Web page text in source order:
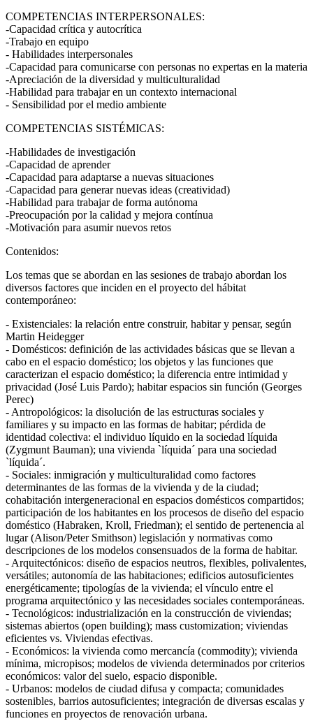
COMPETENCIAS INTERPERSONALES:
-Capacidad crítica y autocrítica
-Trabajo en equipo
- Habilidades interpersonales
-Capacidad para comunicarse con personas no expertas en la materia
-Apreciación de la diversidad y multiculturalidad
-Habilidad para trabajar en un contexto internacional
- Sensibilidad por el medio ambiente
COMPETENCIAS SISTÉMICAS:
-Habilidades de investigación
-Capacidad de aprender
-Capacidad para adaptarse a nuevas situaciones
-Capacidad para generar nuevas ideas (creatividad)
-Habilidad para trabajar de forma autónoma
-Preocupación por la calidad y mejora contínua
-Motivación para asumir nuevos retos
Contenidos:
Los temas que se abordan en las sesiones de trabajo abordan los
diversos factores que inciden en el proyecto del hábitat
contemporáneo:
- Existenciales: la relación entre construir, habitar y pensar, según
Martin Heidegger
- Domésticos: definición de las actividades básicas que se llevan a
cabo en el espacio doméstico; los objetos y las funciones que
caracterizan el espacio doméstico; la diferencia entre intimidad y
privacidad (José Luis Pardo); habitar espacios sin función (Georges
Perec)
- Antropológicos: la disolución de las estructuras sociales y
familiares y su impacto en las formas de habitar; pérdida de
identidad colectiva: el individuo líquido en la sociedad líquida
(Zygmunt Bauman); una vivienda `líquida´ para una sociedad
`líquida´.
- Sociales: inmigración y multiculturalidad como factores
determinantes de las formas de la vivienda y de la ciudad;
cohabitación intergeneracional en espacios domésticos compartidos;
participación de los habitantes en los procesos de diseño del espacio
doméstico (Habraken, Kroll, Friedman); el sentido de pertenencia al
lugar (Alison/Peter Smithson) legislación y normativas como
descripciones de los modelos consensuados de la forma de habitar.
- Arquitectónicos: diseño de espacios neutros, flexibles, polivalentes,
versátiles; autonomía de las habitaciones; edificios autosuficientes
energéticamente; tipologías de la vivienda; el vínculo entre el
programa arquitectónico y las necesidades sociales contemporáneas.
- Tecnológicos: industrialización en la construcción de viviendas;
sistemas abiertos (open building); mass customization; viviendas
eficientes vs. Viviendas efectivas.
- Económicos: la vivienda como mercancía (commodity); vivienda
mínima, micropisos; modelos de vivienda determinados por criterios
económicos: valor del suelo, espacio disponible.
- Urbanos: modelos de ciudad difusa y compacta; comunidades
sostenibles, barrios autosuficientes; integración de diversas escalas y
funciones en proyectos de renovación urbana.